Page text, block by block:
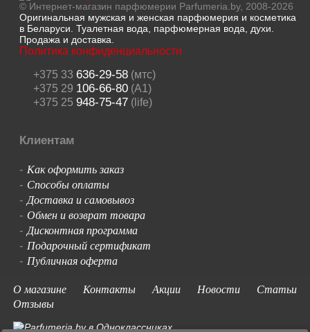
© Интернет-магазин парфюмерии Parfumeria.by, 2008-2026
Оригинальная мужская и женская парфюмерия и косметика
в Беларуси. Туалетная вода, парфюмерная вода, духи.
Продажа и доставка.
Политика конфиденциальности
+375 33 636-29-58(мтс)
+375 29 106-66-80(A1)
+375 25 948-75-47(life)
Клиентам
- Как оформить заказ
- Способы оплаты
-Доставка и самовывоз
- Обмен и возврат товара
-Дисконтная программа
- Подарочный сертификат
- Публичная оферта
О магазине
Контакты Акции Новости
Статьи
Отзывы